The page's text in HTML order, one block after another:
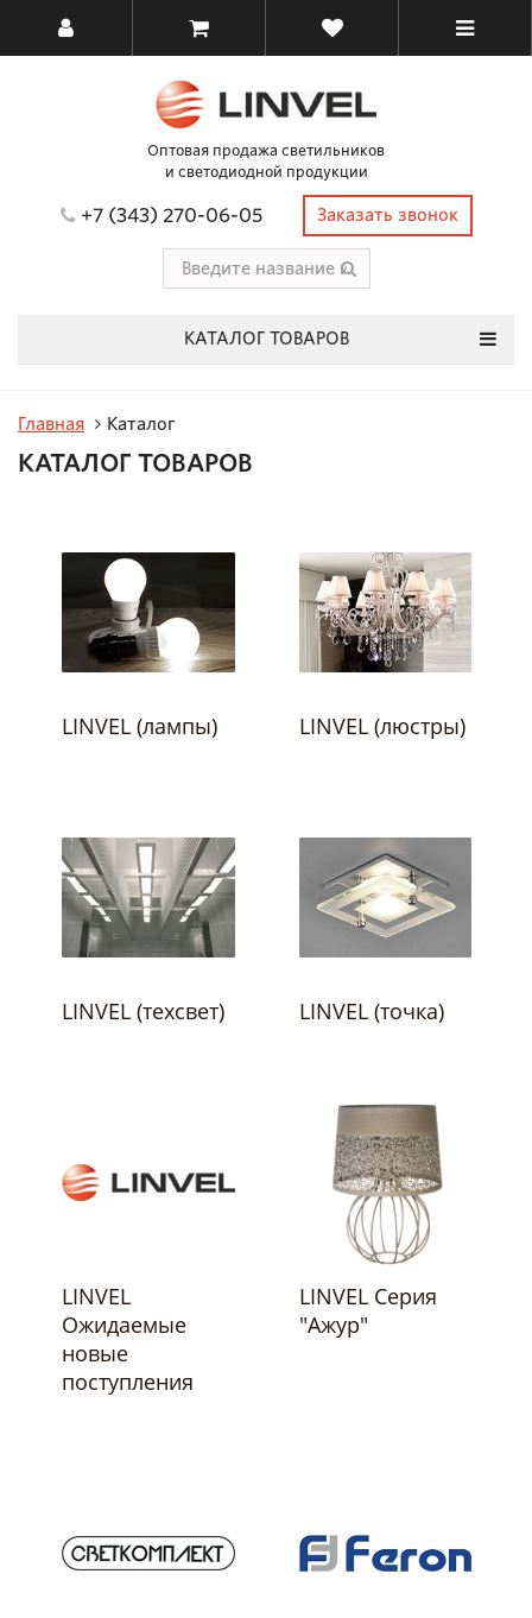
Оптовая продажа светильников
и светодиодной продукции
+7 (343) 270-06-05 Заказать звонок
КАТАЛОГ ТОВАРОВ
Главная Каталог
КАТАЛОГ ТОВАРОВ
LINVEL (лампы) LINVEL (люстры)
LINVEL (техсвет) LINVEL (точка)
LINVEL
Ожидаемые
новые
поступления
LINVEL Серия
"Ажур"